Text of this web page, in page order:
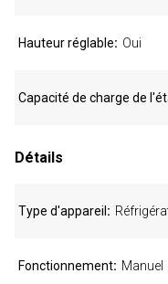
Hauteur réglable Oui
Capacité de charge de
Détails
Type d'appareil
Fonctionnement Manuel